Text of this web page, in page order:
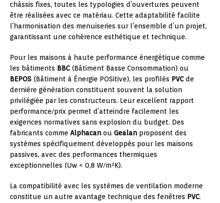
châssis fixes, toutes les typologies d’ouvertures peuvent
être réalisées avec ce matériau. Cette adaptabilité facilite
l’harmonisation des menuiseries sur l’ensemble d’un projet,
garantissant une cohérence esthétique et technique.
Pour les maisons à haute performance énergétique comme
les bâtiments BBC(Bâtiment Basse Consommation) ou
BEPOS (Bâtiment à Énergie POSitive), les profilés PVCde
dernière génération constituent souvent la solution
privilégiée par les constructeurs. Leur excellent rapport
performance/prix permet d’atteindre facilement les
exigences normatives sans explosion du budget. Des
fabricants comme Alphacan ou Gealan proposent des
systèmes spécifiquement développés pour les maisons
passives, avec des performances thermiques
exceptionnelles (Uw < 0,8 W/m²K).
La compatibilité avec les systèmes de ventilation moderne
constitue un autre avantage technique des fenêtres PVC.